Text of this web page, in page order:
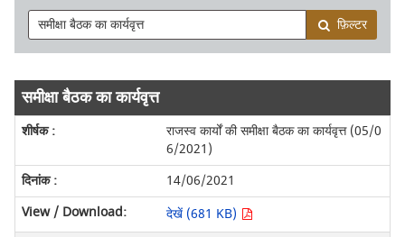
फ़िल्टर
समीक्षा बैठक का कार्यवृत्त
राजस्व कार्यों की समीक्षा बैठक का कार्यवृत्त (05/0
6/2021)
14/06/2021
देखें (681 KB)